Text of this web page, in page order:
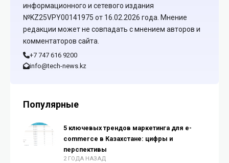
информационного и сетевого издания
№KZ25VPY00141975 от 16.02.2026 года. Мнение
редакции может не совпадать с мнением авторов и
комментаторов сайта.
+7 747 616 9200
info@tech-news.kz
Популярные
5 ключевых трендов маркетинга для e-
commerce в Казахстане: цифры и
перспективы
2 ГОДА НАЗАД